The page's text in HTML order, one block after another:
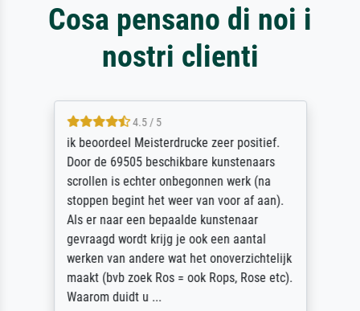
Cosa pensano di noi i
nostri clienti
4.5 / 5
ik beoordeel Meisterdrucke zeer positief.
Door de 69505 beschikbare kunstenaars
scrollen is echter onbegonnen werk (na
stoppen begint het weer van voor af aan).
Als er naar een bepaalde kunstenaar
gevraagd wordt krijg je ook een aantal
werken van andere wat het onoverzichtelijk
maakt (bvb zoek Ros = ook Rops, Rose etc).
Waarom duidt u ...